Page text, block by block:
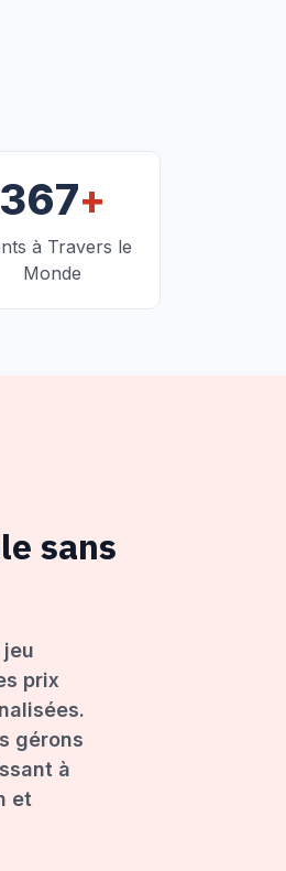
367+
à Travers le
Monde
sans
prix
gérons
à
et